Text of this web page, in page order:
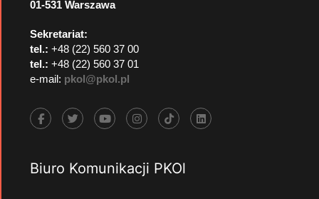
01-531 Warszawa
Sekretariat:
tel.: +48 (22) 560 37 00
tel.: +48 (22) 560 37 01
e-mail: pkol@pkol.pl
Biuro Komunikacji PKOl